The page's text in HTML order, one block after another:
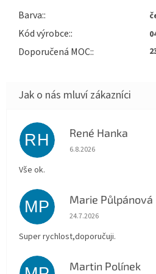
Barva:
Kód výrobce:
Doporučená MOC:
RH René Hanka
Hodnocení obchodu je
6.8.2026
Vše ok.
MP Marie Půlpánová
Hodnocení obchodu je 5
24.7.2026
Super rychlost,doporučuji.
Martin Polínek